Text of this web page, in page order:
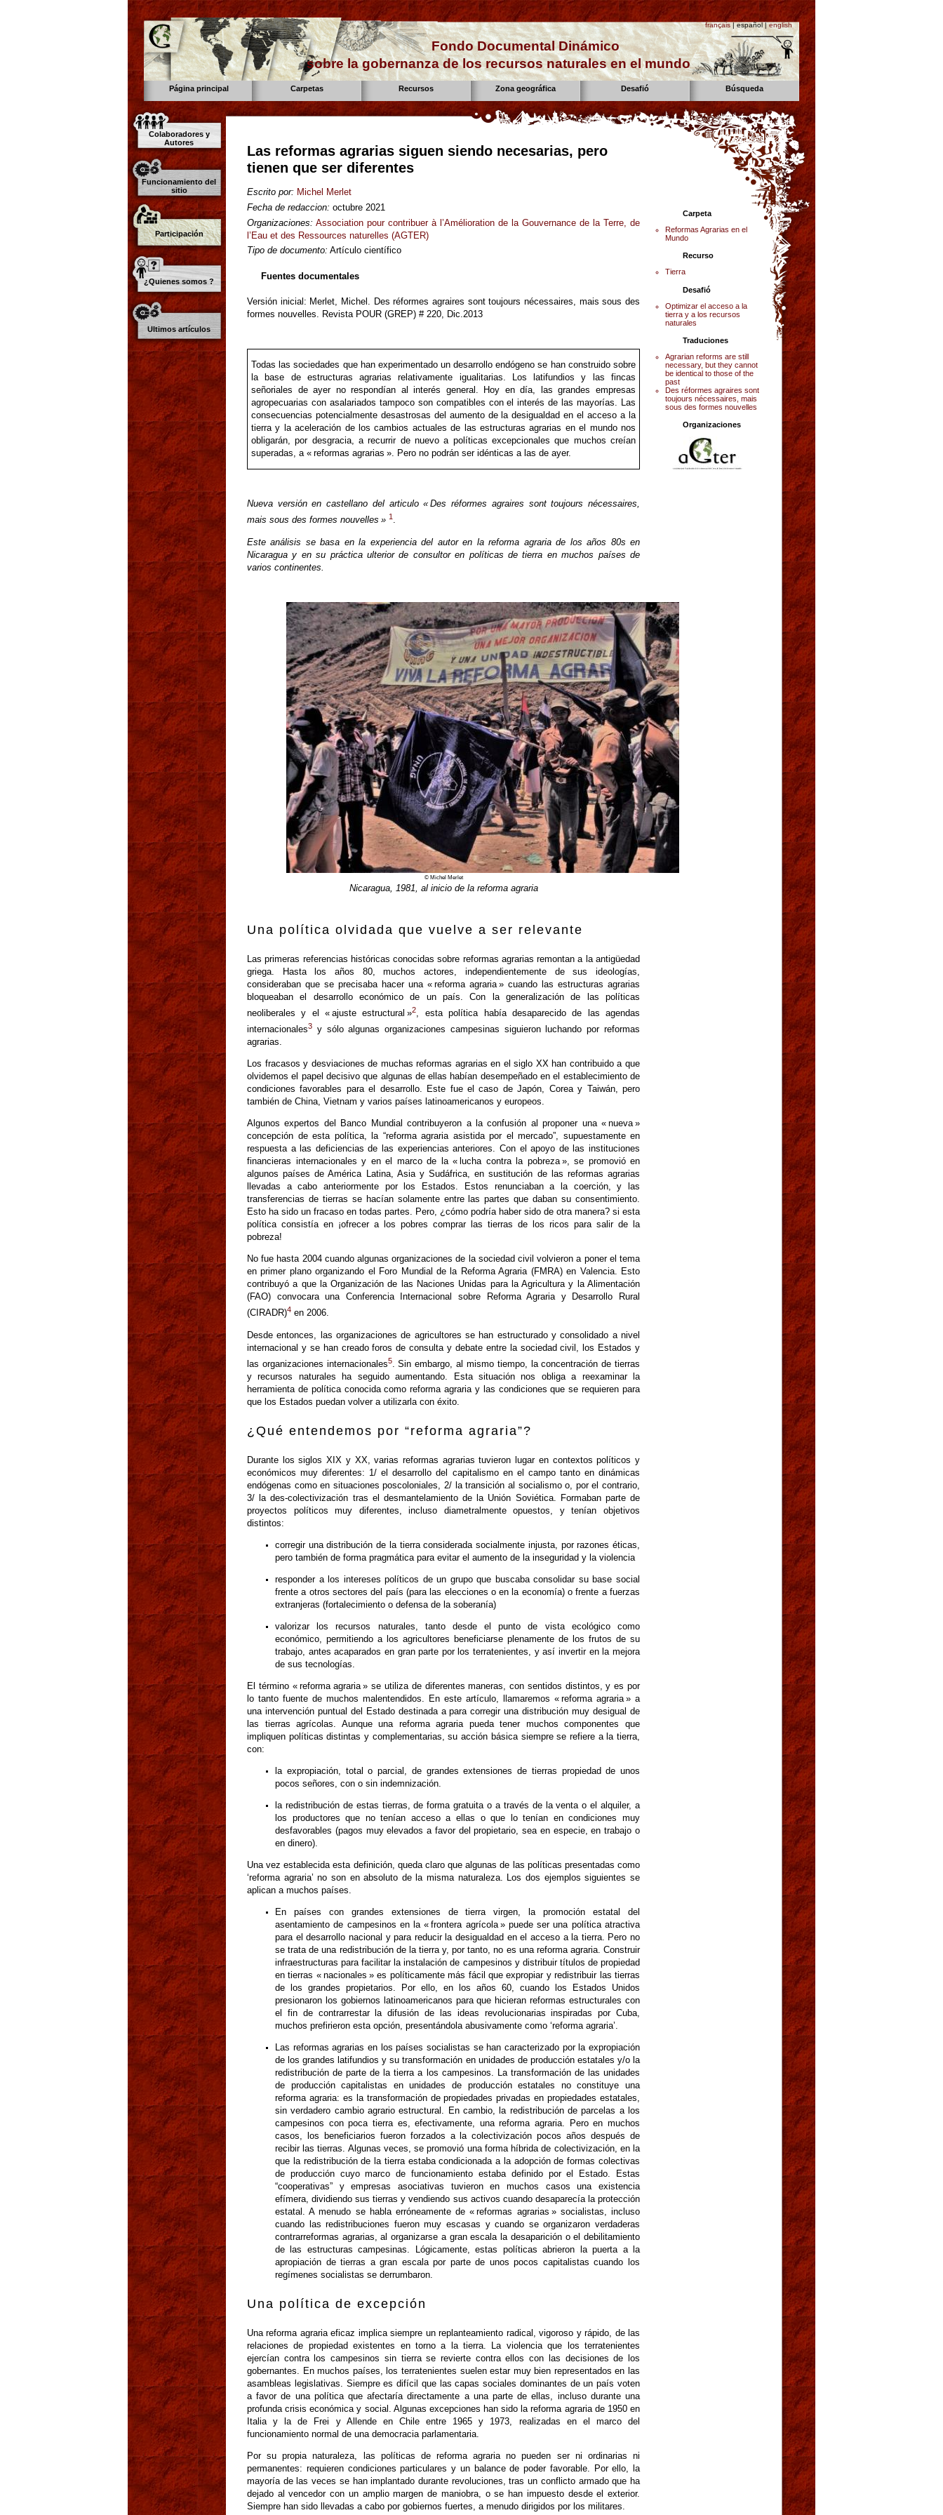
français| español |english
Fondo Documental Dinámico
sobre la gobernanza de los recursos naturales en el mundo
Página principal Carpetas Recursos Zona geográfica Desafió Búsqueda
Colaboradores y
Autores
Funcionamiento del
sitio
Participación
¿Quienes somos ?
Ultimos artículos
Las reformas agrarias siguen siendo necesarias, pero
tienen que ser diferentes
Escrito por: Michel Merlet
Fecha de redaccion: octubre 2021
Organizaciones: Association pour contribuer à l’Amélioration de la Gouvernance de la Terre, de
l’Eau et des Ressources naturelles (AGTER)
Tipo de documento: Artículo científico
Fuentes documentales
Versión inicial: Merlet, Michel. Des réformes agraires sont toujours nécessaires, mais sous des
formes nouvelles. Revista POUR (GREP) # 220, Dic.2013
Todas las sociedades que han experimentado un desarrollo endógeno se han construido sobre
la base de estructuras agrarias relativamente igualitarias. Los latifundios y las fincas
señoriales de ayer no respondían al interés general. Hoy en día, las grandes empresas
agropecuarias con asalariados tampoco son compatibles con el interés de las mayorías. Las
consecuencias potencialmente desastrosas del aumento de la desigualdad en el acceso a la
tierra y la aceleración de los cambios actuales de las estructuras agrarias en el mundo nos
obligarán, por desgracia, a recurrir de nuevo a políticas excepcionales que muchos creían
superadas, a « reformas agrarias ». Pero no podrán ser idénticas a las de ayer.
Nueva versión en castellano del articulo « Des réformes agraires sont toujours nécessaires,
mais sous des formes nouvelles » 1.
Este análisis se basa en la experiencia del autor en la reforma agraria de los años 80s en
Nicaragua y en su práctica ulterior de consultor en políticas de tierra en muchos países de
varios continentes.
© Michel Merlet
Nicaragua, 1981, al inicio de la reforma agraria
Una política olvidada que vuelve a ser relevante
Las primeras referencias históricas conocidas sobre reformas agrarias remontan a la antigüedad
griega. Hasta los años 80, muchos actores, independientemente de sus ideologías,
consideraban que se precisaba hacer una « reforma agraria » cuando las estructuras agrarias
bloqueaban el desarrollo económico de un país. Con la generalización de las políticas
neoliberales y el « ajuste estructural »2, esta política había desaparecido de las agendas
internacionales3 y sólo algunas organizaciones campesinas siguieron luchando por reformas
agrarias.
Los fracasos y desviaciones de muchas reformas agrarias en el siglo XX han contribuido a que
olvidemos el papel decisivo que algunas de ellas habían desempeñado en el establecimiento de
condiciones favorables para el desarrollo. Este fue el caso de Japón, Corea y Taiwán, pero
también de China, Vietnam y varios países latinoamericanos y europeos.
Algunos expertos del Banco Mundial contribuyeron a la confusión al proponer una « nueva »
concepción de esta política, la “reforma agraria asistida por el mercado”, supuestamente en
respuesta a las deficiencias de las experiencias anteriores. Con el apoyo de las instituciones
financieras internacionales y en el marco de la « lucha contra la pobreza », se promovió en
algunos países de América Latina, Asia y Sudáfrica, en sustitución de las reformas agrarias
llevadas a cabo anteriormente por los Estados. Estos renunciaban a la coerción, y las
transferencias de tierras se hacían solamente entre las partes que daban su consentimiento.
Esto ha sido un fracaso en todas partes. Pero, ¿cómo podría haber sido de otra manera? si esta
política consistía en ¡ofrecer a los pobres comprar las tierras de los ricos para salir de la
pobreza!
No fue hasta 2004 cuando algunas organizaciones de la sociedad civil volvieron a poner el tema
en primer plano organizando el Foro Mundial de la Reforma Agraria (FMRA) en Valencia. Esto
contribuyó a que la Organización de las Naciones Unidas para la Agricultura y la Alimentación
(FAO) convocara una Conferencia Internacional sobre Reforma Agraria y Desarrollo Rural
(CIRADR)4 en 2006.
Desde entonces, las organizaciones de agricultores se han estructurado y consolidado a nivel
internacional y se han creado foros de consulta y debate entre la sociedad civil, los Estados y
las organizaciones internacionales5. Sin embargo, al mismo tiempo, la concentración de tierras
y recursos naturales ha seguido aumentando. Esta situación nos obliga a reexaminar la
herramienta de política conocida como reforma agraria y las condiciones que se requieren para
que los Estados puedan volver a utilizarla con éxito.
¿Qué entendemos por “reforma agraria”?
Durante los siglos XIX y XX, varias reformas agrarias tuvieron lugar en contextos políticos y
económicos muy diferentes: 1/ el desarrollo del capitalismo en el campo tanto en dinámicas
endógenas como en situaciones poscoloniales, 2/ la transición al socialismo o, por el contrario,
3/ la des-colectivización tras el desmantelamiento de la Unión Soviética. Formaban parte de
proyectos políticos muy diferentes, incluso diametralmente opuestos, y tenían objetivos
distintos:
corregir una distribución de la tierra considerada socialmente injusta, por razones éticas,
pero también de forma pragmática para evitar el aumento de la inseguridad y la violencia
responder a los intereses políticos de un grupo que buscaba consolidar su base social
frente a otros sectores del país (para las elecciones o en la economía) o frente a fuerzas
extranjeras (fortalecimiento o defensa de la soberanía)
valorizar los recursos naturales, tanto desde el punto de vista ecológico como
económico, permitiendo a los agricultores beneficiarse plenamente de los frutos de su
trabajo, antes acaparados en gran parte por los terratenientes, y así invertir en la mejora
de sus tecnologías.
El término « reforma agraria » se utiliza de diferentes maneras, con sentidos distintos, y es por
lo tanto fuente de muchos malentendidos. En este artículo, llamaremos « reforma agraria » a
una intervención puntual del Estado destinada a para corregir una distribución muy desigual de
las tierras agrícolas. Aunque una reforma agraria pueda tener muchos componentes que
impliquen políticas distintas y complementarias, su acción básica siempre se refiere a la tierra,
con:
la expropiación, total o parcial, de grandes extensiones de tierras propiedad de unos
pocos señores, con o sin indemnización.
la redistribución de estas tierras, de forma gratuita o a través de la venta o el alquiler, a
los productores que no tenían acceso a ellas o que lo tenían en condiciones muy
desfavorables (pagos muy elevados a favor del propietario, sea en especie, en trabajo o
en dinero).
Una vez establecida esta definición, queda claro que algunas de las políticas presentadas como
‘reforma agraria’ no son en absoluto de la misma naturaleza. Los dos ejemplos siguientes se
aplican a muchos países.
En países con grandes extensiones de tierra virgen, la promoción estatal del
asentamiento de campesinos en la « frontera agrícola » puede ser una política atractiva
para el desarrollo nacional y para reducir la desigualdad en el acceso a la tierra. Pero no
se trata de una redistribución de la tierra y, por tanto, no es una reforma agraria. Construir
infraestructuras para facilitar la instalación de campesinos y distribuir títulos de propiedad
en tierras « nacionales » es políticamente más fácil que expropiar y redistribuir las tierras
de los grandes propietarios. Por ello, en los años 60, cuando los Estados Unidos
presionaron los gobiernos latinoamericanos para que hicieran reformas estructurales con
el fin de contrarrestar la difusión de las ideas revolucionarias inspiradas por Cuba,
muchos prefirieron esta opción, presentándola abusivamente como ‘reforma agraria’.
Las reformas agrarias en los países socialistas se han caracterizado por la expropiación
de los grandes latifundios y su transformación en unidades de producción estatales y/o la
redistribución de parte de la tierra a los campesinos. La transformación de las unidades
de producción capitalistas en unidades de producción estatales no constituye una
reforma agraria: es la transformación de propiedades privadas en propiedades estatales,
sin verdadero cambio agrario estructural. En cambio, la redistribución de parcelas a los
campesinos con poca tierra es, efectivamente, una reforma agraria. Pero en muchos
casos, los beneficiarios fueron forzados a la colectivización pocos años después de
recibir las tierras. Algunas veces, se promovió una forma híbrida de colectivización, en la
que la redistribución de la tierra estaba condicionada a la adopción de formas colectivas
de producción cuyo marco de funcionamiento estaba definido por el Estado. Estas
“cooperativas” y empresas asociativas tuvieron en muchos casos una existencia
efímera, dividiendo sus tierras y vendiendo sus activos cuando desaparecía la protección
estatal. A menudo se habla erróneamente de « reformas agrarias » socialistas, incluso
cuando las redistribuciones fueron muy escasas y cuando se organizaron verdaderas
contrarreformas agrarias, al organizarse a gran escala la desaparición o el debilitamiento
de las estructuras campesinas. Lógicamente, estas políticas abrieron la puerta a la
apropiación de tierras a gran escala por parte de unos pocos capitalistas cuando los
regímenes socialistas se derrumbaron.
Una política de excepción
Una reforma agraria eficaz implica siempre un replanteamiento radical, vigoroso y rápido, de las
relaciones de propiedad existentes en torno a la tierra. La violencia que los terratenientes
ejercían contra los campesinos sin tierra se revierte contra ellos con las decisiones de los
gobernantes. En muchos países, los terratenientes suelen estar muy bien representados en las
asambleas legislativas. Siempre es difícil que las capas sociales dominantes de un país voten
a favor de una política que afectaría directamente a una parte de ellas, incluso durante una
profunda crisis económica y social. Algunas excepciones han sido la reforma agraria de 1950 en
Italia y la de Frei y Allende en Chile entre 1965 y 1973, realizadas en el marco del
funcionamiento normal de una democracia parlamentaria.
Por su propia naturaleza, las políticas de reforma agraria no pueden ser ni ordinarias ni
permanentes: requieren condiciones particulares y un balance de poder favorable. Por ello, la
mayoría de las veces se han implantado durante revoluciones, tras un conflicto armado que ha
dejado al vencedor con un amplio margen de maniobra, o se han impuesto desde el exterior.
Siempre han sido llevadas a cabo por gobiernos fuertes, a menudo dirigidos por los militares.
Carpeta
Reformas Agrarias en el
Mundo
Recurso
Tierra
Desafió
Optimizar el acceso a la
tierra y a los recursos
naturales
Traduciones
Agrarian reforms are still
necessary, but they cannot
be identical to those of the
past
Des réformes agraires sont
toujours nécessaires, mais
sous des formes nouvelles
Organizaciones